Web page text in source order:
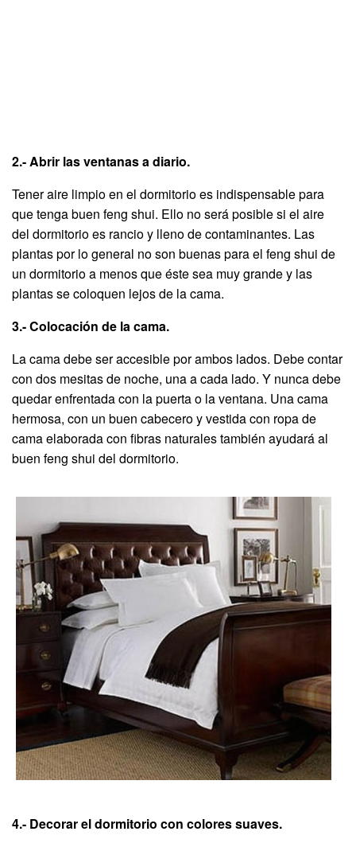
2.- Abrir las ventanas a diario.
Tener aire limpio en el dormitorio es indispensable para
que tenga buen feng shui. Ello no será posible si el aire
del dormitorio es rancio y lleno de contaminantes. Las
plantas por lo general no son buenas para el feng shui de
un dormitorio a menos que éste sea muy grande y las
plantas se coloquen lejos de la cama.
3.- Colocación de la cama.
La cama debe ser accesible por ambos lados. Debe contar
con dos mesitas de noche, una a cada lado. Y nunca debe
quedar enfrentada con la puerta o la ventana. Una cama
hermosa, con un buen cabecero y vestida con ropa de
cama elaborada con fibras naturales también ayudará al
buen feng shui del dormitorio.
4.- Decorar el dormitorio con colores suaves.